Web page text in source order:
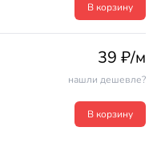
В корзину
39 ₽/м
нашли дешевле?
В корзину